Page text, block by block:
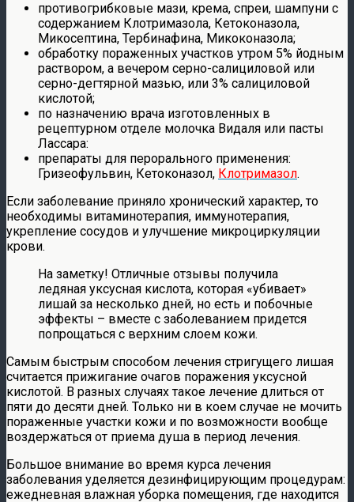
противогрибковые мази, крема, спреи, шампуни с
содержанием Клотримазола, Кетоконазола,
Микосептина, Тербинафина, Микоконазола;
обработку пораженных участков утром 5% йодным
раствором, а вечером серно-салициловой или
серно-дегтярной мазью, или 3% салициловой
кислотой;
по назначению врача изготовленных в
рецептурном отделе молочка Видаля или пасты
Лассара:
препараты для перорального применения:
Гризеофульвин, Кетоконазол, Клотримазол.
Если заболевание приняло хронический характер, то
необходимы витаминотерапия, иммунотерапия,
укрепление сосудов и улучшение микроциркуляции
крови.
На заметку! Отличные отзывы получила
ледяная уксусная кислота, которая «убивает»
лишай за несколько дней, но есть и побочные
эффекты – вместе с заболеванием придется
попрощаться с верхним слоем кожи.
Самым быстрым способом лечения стригущего лишая
считается прижигание очагов поражения уксусной
кислотой. В разных случаях такое лечение длиться от
пяти до десяти дней. Только ни в коем случае не мочить
пораженные участки кожи и по возможности вообще
воздержаться от приема душа в период лечения.
Большое внимание во время курса лечения
заболевания уделяется дезинфицирующим процедурам:
ежедневная влажная уборка помещения, где находится